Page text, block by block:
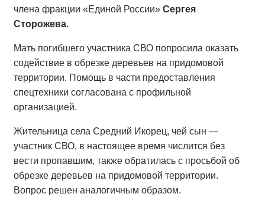
члена фракции «Единой России» Сергея
Сторожева.
Мать погибшего участника СВО попросила оказать
содействие в обрезке деревьев на придомовой
территории. Помощь в части предоставления
спецтехники согласована с профильной
организацией.
Жительница села Средний Икорец, чей сын —
участник СВО, в настоящее время числится без
вести пропавшим, также обратилась с просьбой об
обрезке деревьев на придомовой территории.
Вопрос решен аналогичным образом.